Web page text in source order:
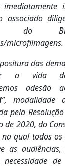
imediatamente
associado
do
microfilmagens.
das
a vida
adesão
”, modalidade
pela
de 2020, do
na qual todos
as
de